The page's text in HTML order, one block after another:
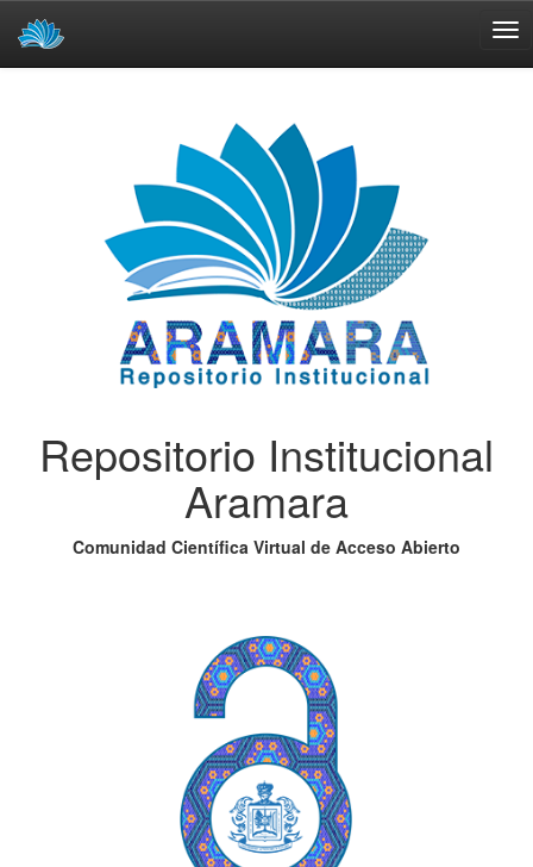
Repositorio Institucional
Aramara
Comunidad Científica Virtual de Acceso Abierto